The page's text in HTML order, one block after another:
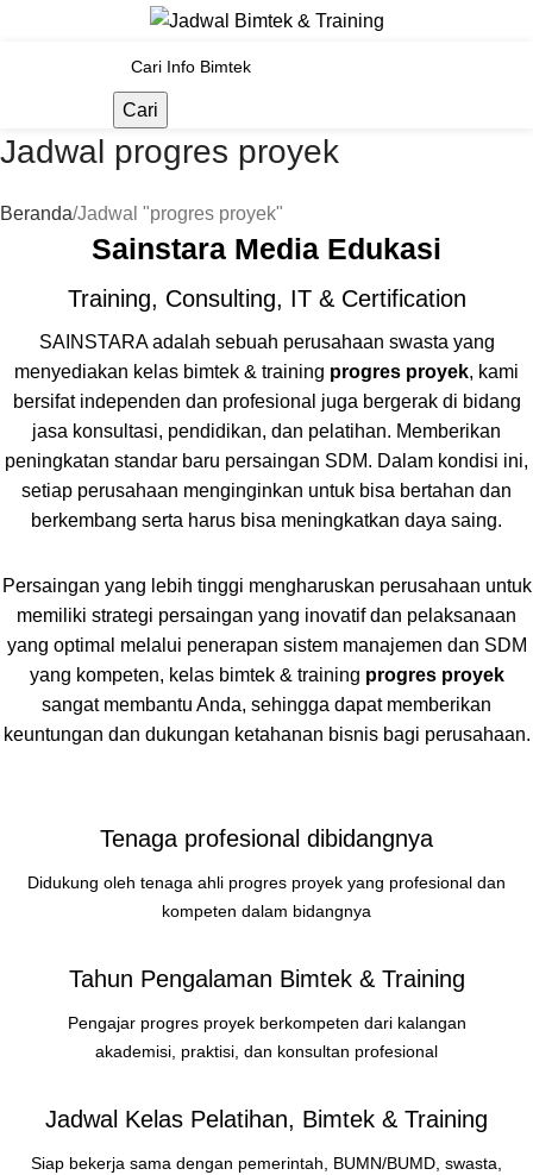
Cari
Jadwal progres proyek
Beranda Jadwal "progres proyek"
Sainstara Media Edukasi
Training, Consulting, IT & Certification
SAINSTARA adalah sebuah perusahaan swasta yang
menyediakan kelas bimtek & training progres proyek, kami
bersifat independen dan profesional juga bergerak di bidang
jasa konsultasi, pendidikan, dan pelatihan. Memberikan
peningkatan standar baru persaingan SDM. Dalam kondisi ini,
setiap perusahaan menginginkan untuk bisa bertahan dan
berkembang serta harus bisa meningkatkan daya saing.
Persaingan yang lebih tinggi mengharuskan perusahaan untuk
memiliki strategi persaingan yang inovatif dan pelaksanaan
yang optimal melalui penerapan sistem manajemen dan SDM
yang kompeten, kelas bimtek & training progres proyek
sangat membantu Anda, sehingga dapat memberikan
keuntungan dan dukungan ketahanan bisnis bagi perusahaan.
Tenaga profesional dibidangnya
Didukung oleh tenaga ahli progres proyek yang profesional dan
kompeten dalam bidangnya
Tahun Pengalaman Bimtek & Training
Pengajar progres proyek berkompeten dari kalangan
akademisi, praktisi, dan konsultan profesional
Jadwal Kelas Pelatihan, Bimtek & Training
Siap bekerja sama dengan pemerintah, BUMN/BUMD, swasta,